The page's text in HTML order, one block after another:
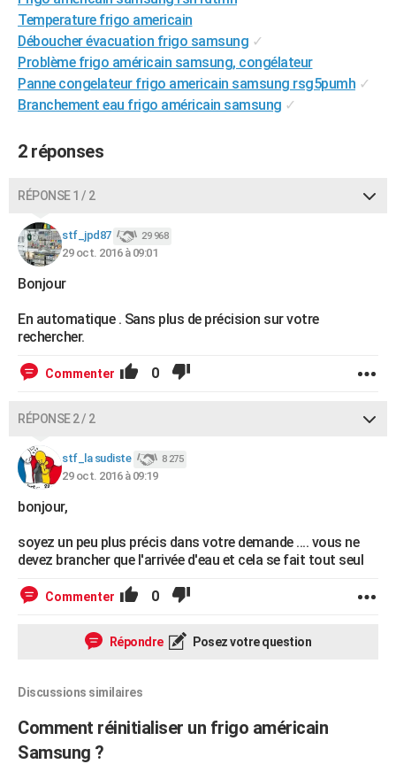
Destinations
City break
Voyage nature
Voyage de noces
Forum
Climat
+PHOTO
GUIDES D'ACHAT
BONS PLANS
Carte de Noël
Carte Bonne année
Carte Saint-Valentin
Carte Pâques
Carte d'anniversaire
DICTIONNAIRE
Dictionnaire
Biographies
Citations
Expressions
Proverbes
PROGRAMME TV
COPAINS D'AVANT
S'inscrire
Se connecter
Lycées
Collèges
Primaires
Universités
Entreprises
Service militaire
Avis de recherche
Bricolage
Lifestyle
Culture
Sport
Auto
Television
Voyage
Cinema
Temperature frigo americain
Déboucher évacuation frigo samsung ✓
Problème frigo américain samsung, congélateur
Panne congelateur frigo americain samsung rsg5pumh ✓
Branchement eau frigo américain samsung ✓
2 réponses
RÉPONSE 1 / 2
stf_jpd87 29 968
29 oct. 2016 à 09:01
Bonjour
En automatique . Sans plus de précision sur votre
rechercher.
Commenter 0
RÉPONSE 2 / 2
stf_la sudiste 8 275
29 oct. 2016 à 09:19
bonjour,
soyez un peu plus précis dans votre demande .... vous ne
devez brancher que l'arrivée d'eau et cela se fait tout seul
Commenter 0
Répondre Posez votre question
Discussions similaires
Comment réinitialiser un frigo américain
Samsung ?